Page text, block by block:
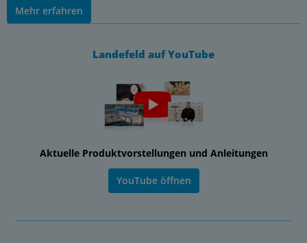
Mehr erfahren
Landefeld auf YouTube
Aktuelle Produktvorstellungen und Anleitungen
YouTube öffnen